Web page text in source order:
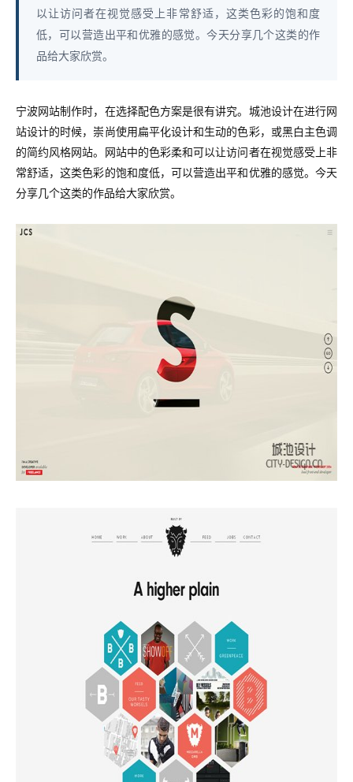
以让访问者在视觉感受上非常舒适，这类色彩的饱和度
低，可以营造出平和优雅的感觉。今天分享几个这类的作
品给大家欣赏。
宁波网站制作时，在选择配色方案是很有讲究。城池设计在进行网
站设计的时候，崇尚使用扁平化设计和生动的色彩，或黑白主色调
的简约风格网站。网站中的色彩柔和可以让访问者在视觉感受上非
常舒适，这类色彩的饱和度低，可以营造出平和优雅的感觉。今天
分享几个这类的作品给大家欣赏。